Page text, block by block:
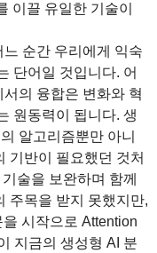
이끌 유일한 기술이
느 순간 우리에게 익숙
단어일 것입니다. 어
의 융합은 변화와 혁
원동력이 됩니다. 생
알고리즘뿐만 아니
기반이 필요했던 것처
술을 보완하며 함께
주목을 받지 못했지만,
을 시작으로 Attention
지금의 생성형 AI 분